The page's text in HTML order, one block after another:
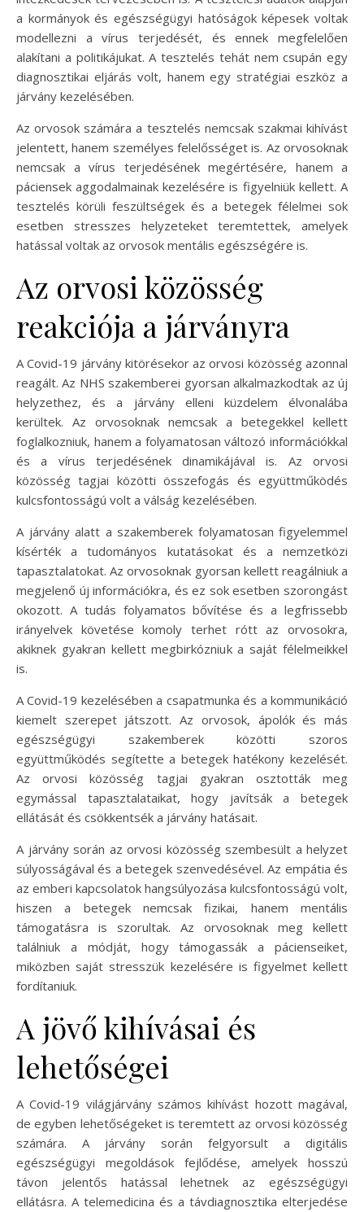
a kormányok és egészségügyi hatóságok képesek voltak
modellezni a vírus terjedését, és ennek megfelelően
alakítani a politikájukat. A tesztelés tehát nem csupán egy
diagnosztikai eljárás volt, hanem egy stratégiai eszköz a
járvány kezelésében.
Az orvosok számára a tesztelés nemcsak szakmai kihívást
jelentett, hanem személyes felelősséget is. Az orvosoknak
nemcsak a vírus terjedésének megértésére, hanem a
páciensek aggodalmainak kezelésére is figyelniük kellett. A
tesztelés körüli feszültségek és a betegek félelmei sok
esetben stresszes helyzeteket teremtettek, amelyek
hatással voltak az orvosok mentális egészségére is.
Az orvosi közösség
reakciója a járványra
A Covid-19 járvány kitörésekor az orvosi közösség azonnal
reagált. Az NHS szakemberei gyorsan alkalmazkodtak az új
helyzethez, és a járvány elleni küzdelem élvonalába
kerültek. Az orvosoknak nemcsak a betegekkel kellett
foglalkozniuk, hanem a folyamatosan változó információkkal
és a vírus terjedésének dinamikájával is. Az orvosi
közösség tagjai közötti összefogás és együttműködés
kulcsfontosságú volt a válság kezelésében.
A járvány alatt a szakemberek folyamatosan figyelemmel
kísérték a tudományos kutatásokat és a nemzetközi
tapasztalatokat. Az orvosoknak gyorsan kellett reagálniuk a
megjelenő új információkra, és ez sok esetben szorongást
okozott. A tudás folyamatos bővítése és a legfrissebb
irányelvek követése komoly terhet rótt az orvosokra,
akiknek gyakran kellett megbirkózniuk a saját félelmeikkel
is.
A Covid-19 kezelésében a csapatmunka és a kommunikáció
kiemelt szerepet játszott. Az orvosok, ápolók és más
egészségügyi szakemberek közötti szoros
együttműködés segítette a betegek hatékony kezelését.
Az orvosi közösség tagjai gyakran osztották meg
egymással tapasztalataikat, hogy javítsák a betegek
ellátását és csökkentsék a járvány hatásait.
A járvány során az orvosi közösség szembesült a helyzet
súlyosságával és a betegek szenvedésével. Az empátia és
az emberi kapcsolatok hangsúlyozása kulcsfontosságú volt,
hiszen a betegek nemcsak fizikai, hanem mentális
támogatásra is szorultak. Az orvosoknak meg kellett
találniuk a módját, hogy támogassák a pácienseiket,
miközben saját stresszük kezelésére is figyelmet kellett
fordítaniuk.
A jövő kihívásai és
lehetőségei
A Covid-19 világjárvány számos kihívást hozott magával,
de egyben lehetőségeket is teremtett az orvosi közösség
számára. A járvány során felgyorsult a digitális
egészségügyi megoldások fejlődése, amelyek hosszú
távon jelentős hatással lehetnek az egészségügyi
ellátásra. A telemedicina és a távdiagnosztika elterjedése